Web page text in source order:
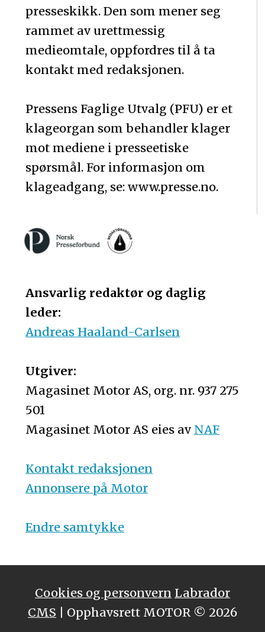
presseskikk. Den som mener seg
rammet av urettmessig
medieomtale, oppfordres til å ta
kontakt med redaksjonen.
Pressens Faglige Utvalg (PFU) er et
klageorgan som behandler klager
mot mediene i presseetiske
spørsmål. For informasjon om
klageadgang, se: www.presse.no.
Ansvarlig redaktør og daglig
leder:
Andreas Haaland-Carlsen
Utgiver:
Magasinet Motor AS, org. nr. 937 275
501
Magasinet Motor AS eies av NAF
Kontakt redaksjonen
Annonsere på Motor
Endre samtykke
Cookies og personvern Labrador
CMS | Opphavsrett MOTOR © 2026